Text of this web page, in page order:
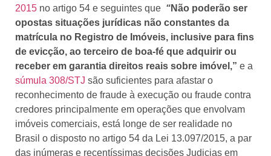
2015 no artigo 54 e seguintes que “Não poderão ser
opostas situações jurídicas não constantes da
matrícula no Registro de Imóveis, inclusive para fins
de evicção, ao terceiro de boa-fé que adquirir ou
receber em garantia direitos reais sobre imóvel,” e a
súmula 308/STJ são suficientes para afastar o
reconhecimento de fraude à execução ou fraude contra
credores principalmente em operações que envolvam
imóveis comerciais, está longe de ser realidade no
Brasil o disposto no artigo 54 da Lei 13.097/2015, a par
das inúmeras e recentíssimas decisões Judicias em